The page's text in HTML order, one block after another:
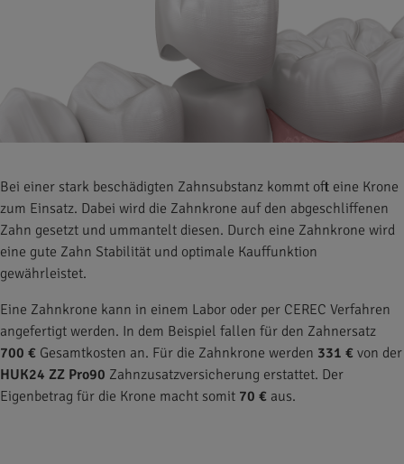
Bei einer stark beschädigten Zahnsubstanz kommt oft eine Krone
zum Einsatz. Dabei wird die Zahnkrone auf den abgeschliffenen
Zahn gesetzt und ummantelt diesen. Durch eine Zahnkrone wird
eine gute Zahn Stabilität und optimale Kauffunktion
gewährleistet.
Eine Zahnkrone kann in einem Labor oder per CEREC Verfahren
angefertigt werden. In dem Beispiel fallen für den Zahnersatz
700 € Gesamtkosten an. Für die Zahnkrone werden 331 € von der
HUK24 ZZ Pro90 Zahnzusatzversicherung erstattet. Der
Eigenbetrag für die Krone macht somit 70 € aus.